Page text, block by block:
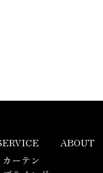
ーテン
ABOUT